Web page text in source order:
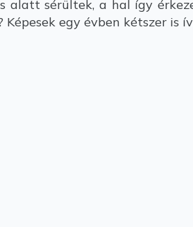
alatt sérültek, a hal így
Képesek egy évben kétszer is